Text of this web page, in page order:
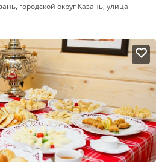
городской округ Казань, улица